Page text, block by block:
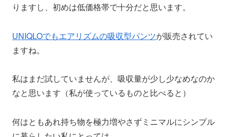
りますし、初めは低価格帯で十分だと思います。
UNIQLOでもエアリズムの吸収型パンツが販売されてい
ますね。
私はまだ試していませんが、吸収量が少し少なめなのか
なと思います（私が使っているものと比べると）
何はともあれ持ち物を極力増やさずミニマルにシンプル